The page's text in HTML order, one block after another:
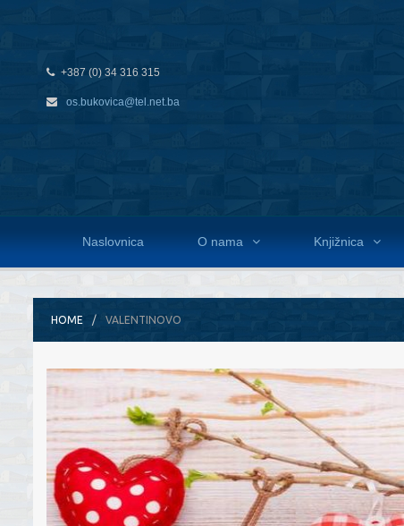
+387 (0) 34 316 315
os.bukovica@tel.net.ba
Naslovnica O nama Knjižnica
HOME VALENTINOVO